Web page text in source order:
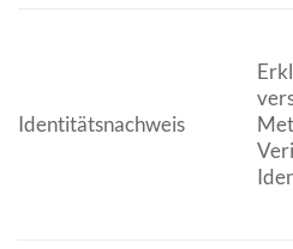
Identitätsnachweis